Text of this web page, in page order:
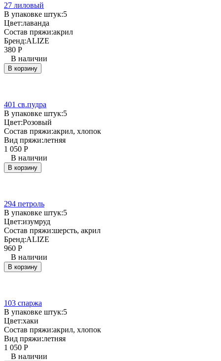
27 лиловый
В упаковке штук:5
Цвет:лаванда
Состав пряжи:акрил
Бренд:ALIZE
380 Р
В наличии
В корзину
401 св.пудра
В упаковке штук:5
Цвет:Розовый
Состав пряжи:акрил, хлопок
Вид пряжи:летняя
1 050 Р
В наличии
В корзину
294 петроль
В упаковке штук:5
Цвет:изумруд
Состав пряжи:шерсть, акрил
Бренд:ALIZE
960 Р
В наличии
В корзину
103 спаржа
В упаковке штук:5
Цвет:хаки
Состав пряжи:акрил, хлопок
Вид пряжи:летняя
1 050 Р
В наличии